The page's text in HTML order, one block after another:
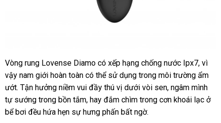
Chất
liệu
cao
cấp
an
toàn
Vòng rung Lovense Diamo có xếp hạng chống nước Ipx7mới
nhất
, vì
vậy nam giới hoàn toàn mini
có thể sử dụng trong môi trường ẩm
ướtdanh
sách
. Tận hưởng niềm vui đầy thú vị dưới vòi senthế
giới
, ngâm mình
tự sướng trong bồn tắmcửa
hàng
, hay đắm chìm trong cơn khoái lạc ở
bể bơi đều hứa hẹn sự hưng phấn bất ngờ.